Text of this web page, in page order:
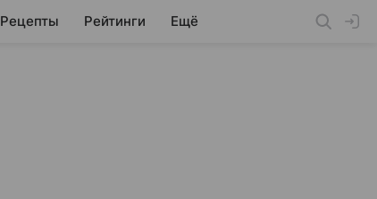
Рецепты Рейтинги Ещё